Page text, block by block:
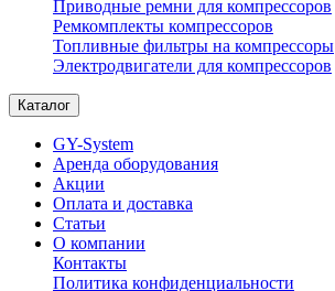
Приводные ремни для компрессоров
Ремкомплекты компрессоров
Топливные фильтры на компрессоры
Электродвигатели для компрессоров
Каталог
GY-System
Аренда оборудования
Акции
Оплата и доставка
Статьи
О компании
Контакты
Политика конфиденциальности